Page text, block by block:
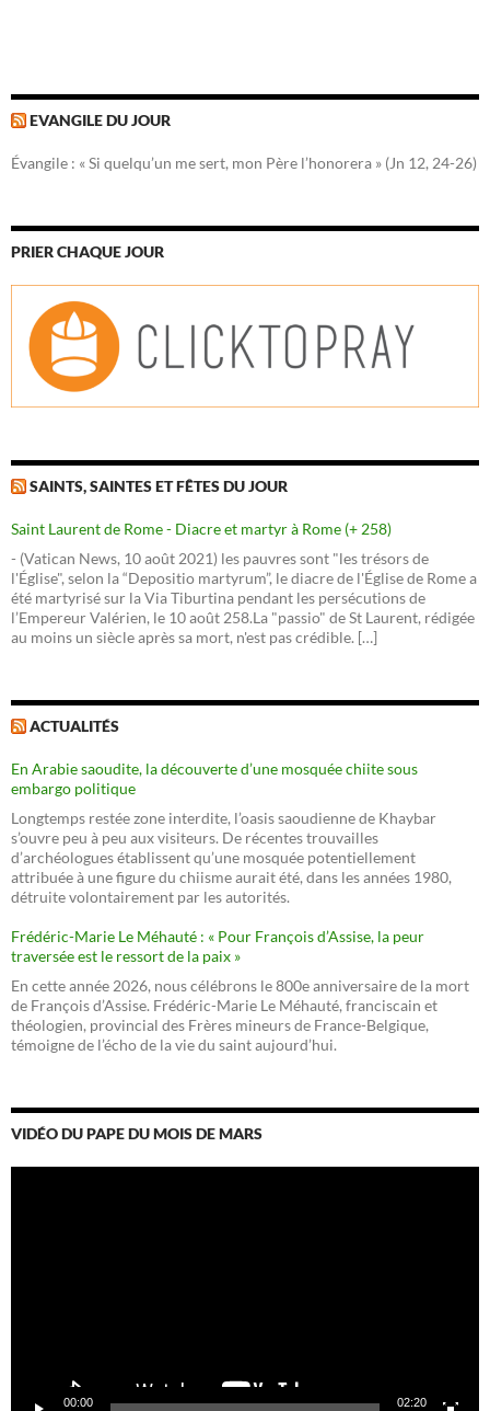
EVANGILE DU JOUR
Évangile : « Si quelqu’un me sert, mon Père l’honorera » (Jn 12, 24-26)
PRIER CHAQUE JOUR
SAINTS, SAINTES ET FÊTES DU JOUR
Saint Laurent de Rome - Diacre et martyr à Rome (+ 258)
- (Vatican News, 10 août 2021) les pauvres sont "les trésors de
l'Église", selon la “Depositio martyrum”, le diacre de l'Église de Rome a
été martyrisé sur la Via Tiburtina pendant les persécutions de
l’Empereur Valérien, le 10 août 258.La "passio" de St Laurent, rédigée
au moins un siècle après sa mort, n'est pas crédible. […]
ACTUALITÉS
En Arabie saoudite, la découverte d’une mosquée chiite sous
embargo politique
Longtemps restée zone interdite, l’oasis saoudienne de Khaybar
s’ouvre peu à peu aux visiteurs. De récentes trouvailles
d’archéologues établissent qu’une mosquée potentiellement
attribuée à une figure du chiisme aurait été, dans les années 1980,
détruite volontairement par les autorités.
Frédéric-Marie Le Méhauté : « Pour François d’Assise, la peur
traversée est le ressort de la paix »
En cette année 2026, nous célébrons le 800e anniversaire de la mort
de François d’Assise. Frédéric-Marie Le Méhauté, franciscain et
théologien, provincial des Frères mineurs de France-Belgique,
témoigne de l’écho de la vie du saint aujourd’hui.
VIDÉO DU PAPE DU MOIS DE MARS
00:00 02:20